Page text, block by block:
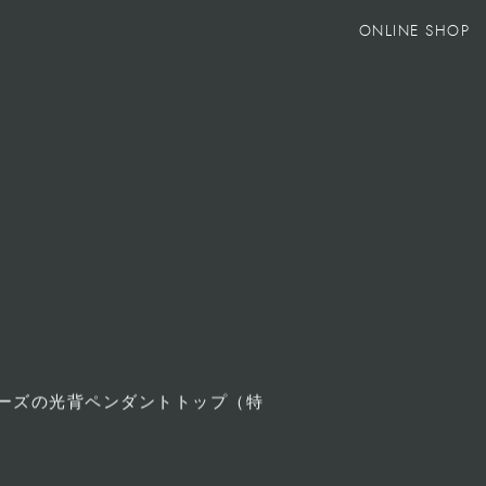
ONLINE SHOP
ズの光背ペンダントトップ（特